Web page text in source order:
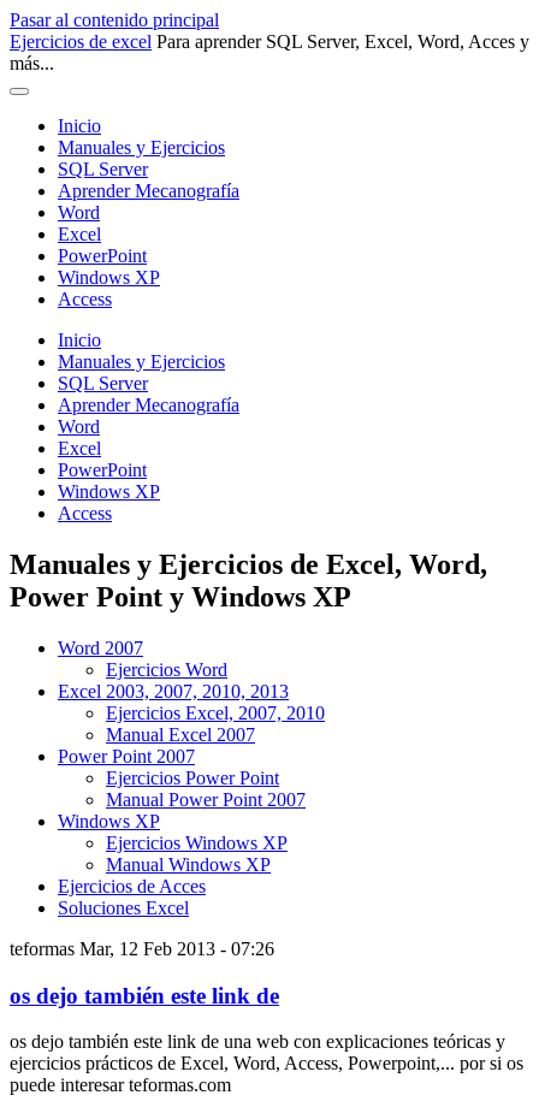
Pasar al contenido principal
Ejercicios de excel Para aprender SQL Server, Excel, Word, Acces y
más...
Inicio
Manuales y Ejercicios
SQL Server
Aprender Mecanografía
Word
Excel
PowerPoint
Windows XP
Access
Inicio
Manuales y Ejercicios
SQL Server
Aprender Mecanografía
Word
Excel
PowerPoint
Windows XP
Access
Manuales y Ejercicios de Excel, Word,
Power Point y Windows XP
Word 2007
Ejercicios Word
Excel 2003, 2007, 2010, 2013
Ejercicios Excel, 2007, 2010
Manual Excel 2007
Power Point 2007
Ejercicios Power Point
Manual Power Point 2007
Windows XP
Ejercicios Windows XP
Manual Windows XP
Ejercicios de Acces
Soluciones Excel
teformas Mar, 12 Feb 2013 - 07:26
os dejo también este link de
os dejo también este link de una web con explicaciones teóricas y
ejercicios prácticos de Excel, Word, Access, Powerpoint,... por si os
puede interesar teformas.com